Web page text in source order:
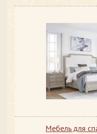
Мебель для